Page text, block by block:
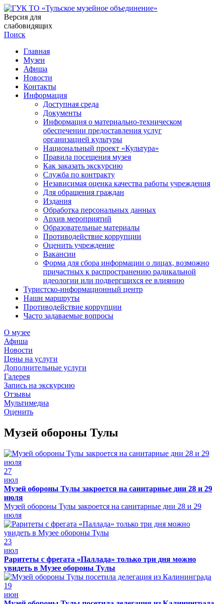
Версия для
слабовидящих
Поиск
Главная
Музеи
Афиша
Новости
Контакты
Информация
Доступная среда
Документы
Информация о материально-техническом
обеспечении предоставления услуг
организацией культуры
Национальный проект «Культура»
Правила посещения музея
Как заказать экскурсию
Служба по контракту
Независимая оценка качества работы учреждения
Для обращения граждан
Издания
Обработка персональных данных
Архив мероприятий
Образовательные материалы
Противодействие коррупции
Оценить учреждение
Вакансии
Форма для сбора информации о лицах, возможно
причастных к распространению радикальной
идеологии или подвергшихся ее влиянию
Туристско-информационный центр
Наши маршруты
Противодействие коррупции
Часто задаваемые вопросы
О музее
Афиша
Новости
Цены на услуги
Дополнительные услуги
Галерея
Запись на экскурсию
Отзывы
Мультимедиа
Оценить
Музей обороны Тулы
27
июл
Музей обороны Тулы закроется на санитарные дни 28 и 29
июля
Музей обороны Тулы закроется на санитарные дни 28 и 29
июля
23
июл
Раритеты с фрегата «Паллада» только три дня можно
увидеть в Музее обороны Тулы
19
июн